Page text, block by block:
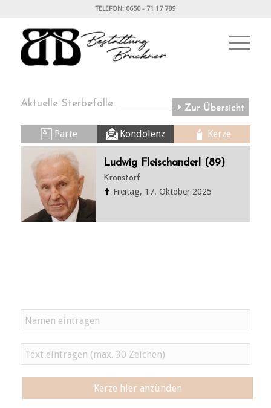
TELEFON: 0650 - 71 17 789
Aktuelle Sterbefälle
Parte Kondolenz Kerze
Ludwig Fleischanderl (89)
Kronstorf
✝ Freitag, 17. Oktober 2025
Kerze hier anzünden